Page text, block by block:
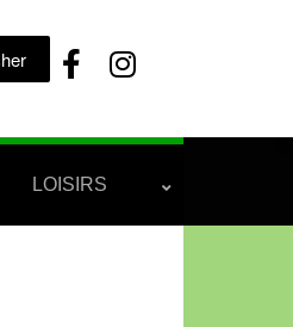
LOISIRS